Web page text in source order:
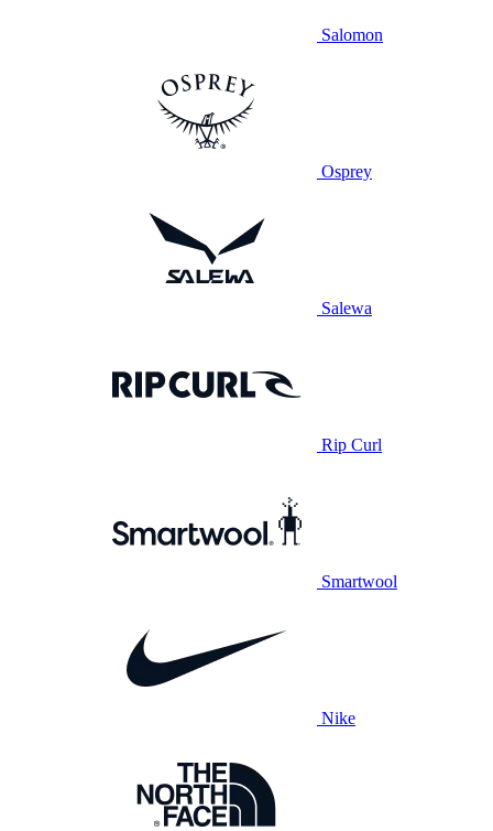
Salomon
Osprey
Salewa
Rip Curl
Smartwool
Nike